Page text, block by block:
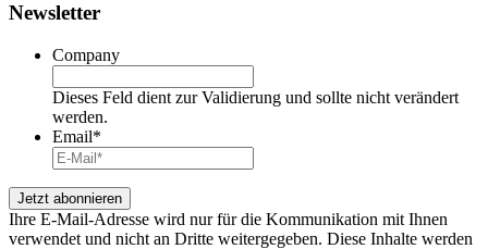
Newsletter
Company
Dieses Feld dient zur Validierung und sollte nicht verändert
werden.
Email*
Ihre E-Mail-Adresse wird nur für die Kommunikation mit Ihnen
verwendet und nicht an Dritte weitergegeben. Diese Inhalte werden